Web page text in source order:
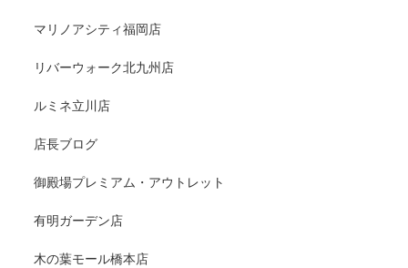
マリノアシティ福岡店
リバーウォーク北九州店
ルミネ立川店
店長ブログ
御殿場プレミアム・アウトレット
有明ガーデン店
木の葉モール橋本店